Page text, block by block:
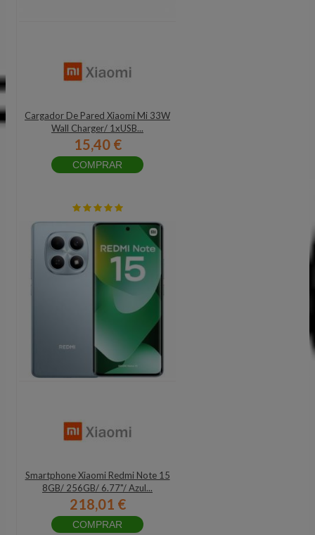
Cargador De Pared Xiaomi Mi 33W
Wall Charger/ 1xUSB...
15,40 €
COMPRAR
Smartphone Xiaomi Redmi Note 15
8GB/ 256GB/ 6.77"/ Azul...
218,01 €
COMPRAR